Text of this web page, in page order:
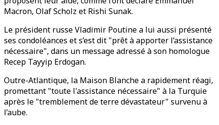
Macron, Olaf Scholz et Rishi Sunak.
Le président russe Vladimir Poutine a lui aussi présenté
ses condoléances et s’est dit "prêt à apporter l’assistance
nécessaire", dans un message adressé à son homologue
Recep Tayyip Erdogan.
Outre-Atlantique, la Maison Blanche a rapidement réagi,
promettant "toute l'assistance nécessaire" à la Turquie
après le "tremblement de terre dévastateur" survenu à
l’aube.